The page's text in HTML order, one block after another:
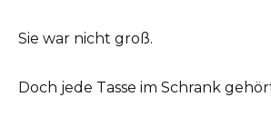
Sie war nicht groß.
Doch jede Tasse im Schrank